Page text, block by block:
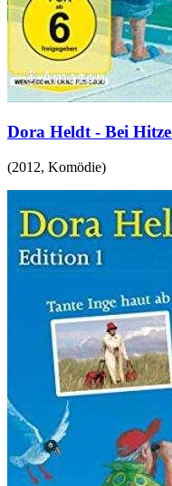
Dora Heldt - Bei
(2012, Komödie)